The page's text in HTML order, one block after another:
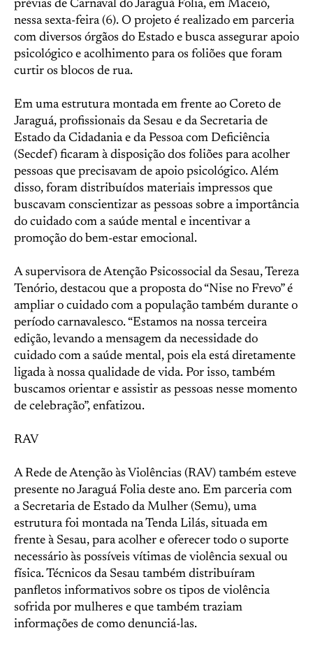
prévias de Carnaval do Jaraguá Folia, em Maceió,
nessa sexta-feira (6). O projeto é realizado em parceria
com diversos órgãos do Estado e busca assegurar apoio
psicológico e acolhimento para os foliões que foram
curtir os blocos de rua.
Em uma estrutura montada em frente ao Coreto de
Jaraguá, profissionais da Sesau e da Secretaria de
Estado da Cidadania e da Pessoa com Deficiência
(Secdef) ficaram à disposição dos foliões para acolher
pessoas que precisavam de apoio psicológico. Além
disso, foram distribuídos materiais impressos que
buscavam conscientizar as pessoas sobre a importância
do cuidado com a saúde mental e incentivar a
promoção do bem-estar emocional.
A supervisora de Atenção Psicossocial da Sesau, Tereza
Tenório, destacou que a proposta do “Nise no Frevo” é
ampliar o cuidado com a população também durante o
período carnavalesco. “Estamos na nossa terceira
edição, levando a mensagem da necessidade do
cuidado com a saúde mental, pois ela está diretamente
ligada à nossa qualidade de vida. Por isso, também
buscamos orientar e assistir as pessoas nesse momento
de celebração”, enfatizou.
RAV
A Rede de Atenção às Violências (RAV) também esteve
presente no Jaraguá Folia deste ano. Em parceria com
a Secretaria de Estado da Mulher (Semu), uma
estrutura foi montada na Tenda Lilás, situada em
frente à Sesau, para acolher e oferecer todo o suporte
necessário às possíveis vítimas de violência sexual ou
física. Técnicos da Sesau também distribuíram
panfletos informativos sobre os tipos de violência
sofrida por mulheres e que também traziam
informações de como denunciá-las.